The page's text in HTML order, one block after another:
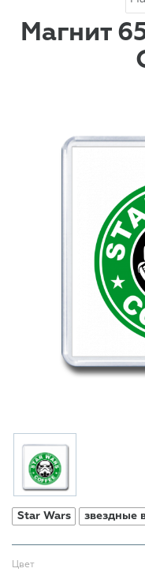
Магнит
Star Wars звездные
Цвет